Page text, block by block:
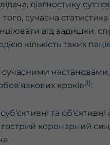
діагностику
того, сучасна
від задишки,
кількість таких
сучасними
кроків[1]:
та
гострий коронарний